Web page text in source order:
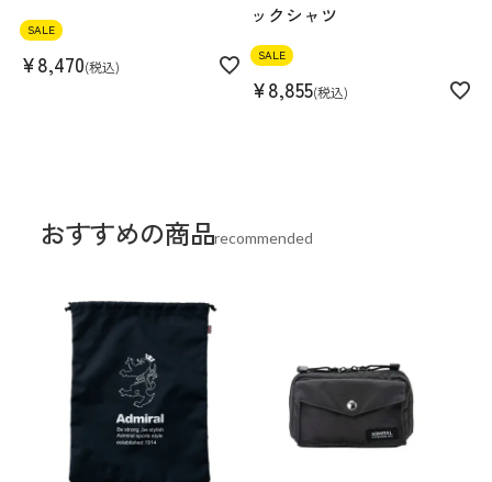
SALE
¥8,470 税込
ックシャツ
SALE
¥8,855 税込
おすすめの商品recommended